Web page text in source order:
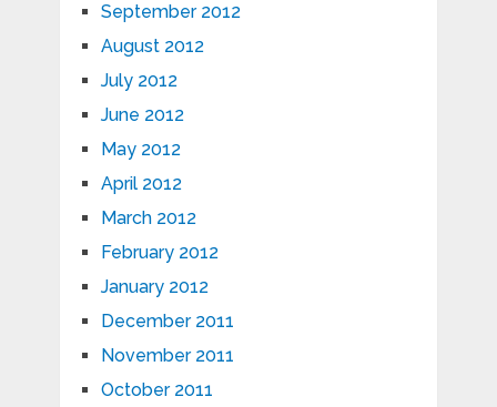
September 2012
August 2012
July 2012
June 2012
May 2012
April 2012
March 2012
February 2012
January 2012
December 2011
November 2011
October 2011